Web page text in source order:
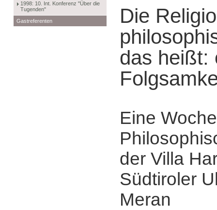
1998: 10. Int. Konferenz "Über die
Tugenden"
Gastreferenten
Die
das heißt:
Eine
der Villa
Südtiroler
Meran